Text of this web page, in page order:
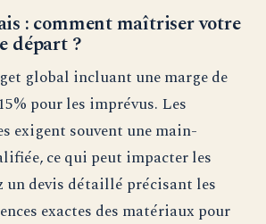
: comment maîtriser votre
départ ?
global incluant une marge de
pour les imprévus. Les
exigent souvent une main-
ce qui peut impacter les
un devis détaillé précisant les
exactes des matériaux pour